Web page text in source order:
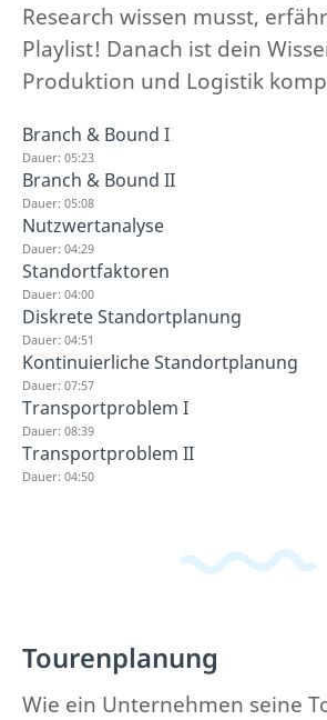
Research wissen musst,
Playlist! Danach ist dein
Produktion und Logistik
Branch & Bound I
Dauer: 05:23
Branch & Bound II
Dauer: 05:08
Nutzwertanalyse
Dauer: 04:29
Standortfaktoren
Dauer: 04:00
Diskrete Standortplanung
Dauer: 04:51
Kontinuierliche Standortplanung
Dauer: 07:57
Transportproblem I
Dauer: 08:39
Transportproblem II
Dauer: 04:50
Tourenplanung
Wie ein Unternehmen seine